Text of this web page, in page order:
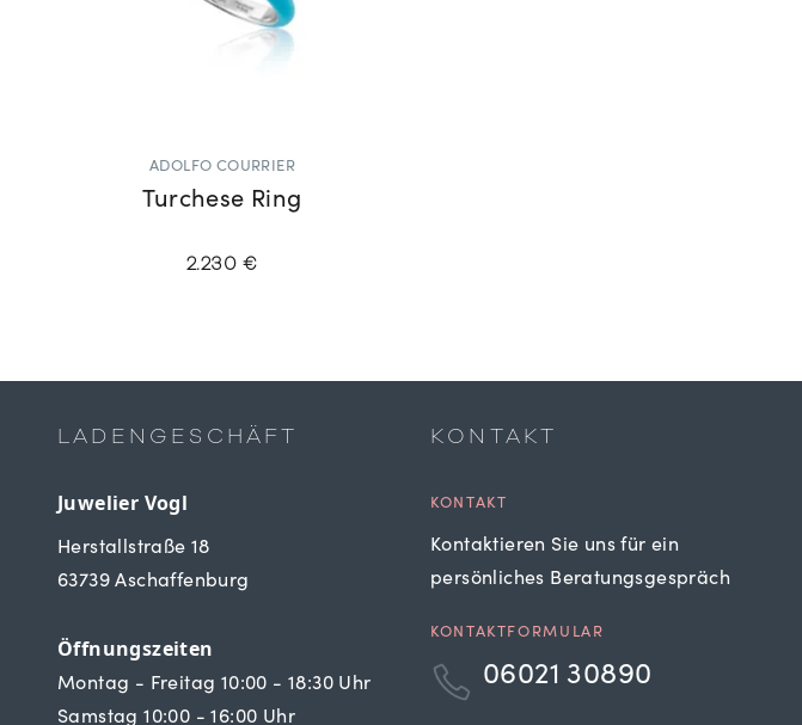
ADOLFO COURRIER
Turchese Ring
2.230 €
LADENGESCHÄFT
Juwelier Vogl
Herstallstraße 18
63739 Aschaffenburg
Öffnungszeiten
Montag - Freitag 10:00 - 18:30 Uhr
Samstag 10:00 - 16:00 Uhr
KONTAKT
KONTAKT
Kontaktieren Sie uns für ein
persönliches Beratungsgespräch
KONTAKTFORMULAR
06021 30890